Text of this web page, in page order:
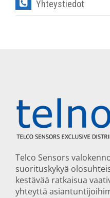
Yhteystiedot
Telco Sensors
suorituskykyä
kestävää ratkaisua
yhteyttä